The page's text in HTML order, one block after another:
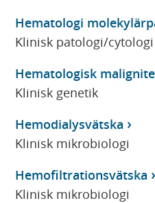
Hematologi
Klinisk patologi/cytologi
Hematologisk
Klinisk genetik
Hemodialysvätska
Klinisk mikrobiologi
Hemofiltrationsvätska
Klinisk mikrobiologi